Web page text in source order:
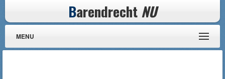
Barendrecht NU
MENU